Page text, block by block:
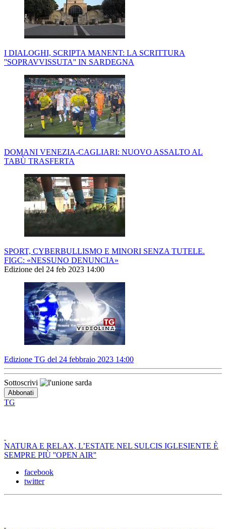
I DIALOGHI, SCRIPTA MANENT: LA SCRITTURA
''SOPRAVVISSUTA'' IN SARDEGNA
DOMANI VENEZIA-CAGLIARI: NUOVO ASSALTO AL
TABÙ TRASFERTA
SPORT, CYBERBULLISMO E MINORI SENZA TUTELE.
FIGC: «NESSUNO DENUNCIA»
Edizione del 24 feb 2023 14:00
Edizione TG del 24 febbraio 2023 14:00
Sottoscrivi
TG
NATURA E RELAX, L’ESTATE NEL SULCIS IGLESIENTE È
SEMPRE PIÙ ''OPEN AIR''
facebook
twitter